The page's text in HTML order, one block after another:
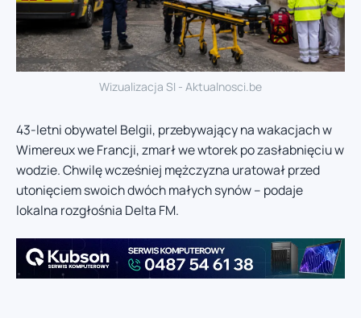
Wizualizacja SI - Aktualnosci.be
43-letni obywatel Belgii, przebywający na wakacjach w
Wimereux we Francji, zmarł we wtorek po zasłabnięciu w
wodzie. Chwilę wcześniej mężczyzna uratował przed
utonięciem swoich dwóch małych synów – podaje
lokalna rozgłośnia Delta FM.